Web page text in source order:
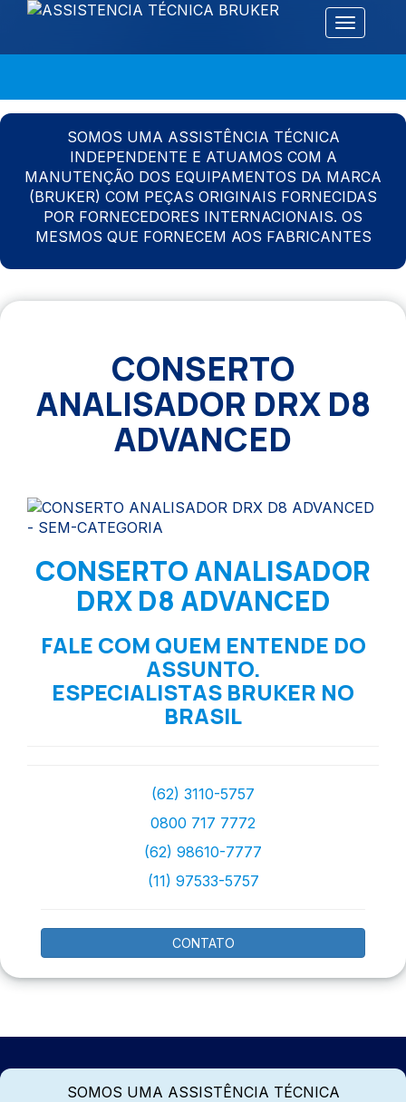
Alternar
SOMOS UMA ASSISTÊNCIA TÉCNICA
INDEPENDENTE E ATUAMOS COM A
MANUTENÇÃO DOS EQUIPAMENTOS DA MARCA
(BRUKER) COM PEÇAS ORIGINAIS FORNECIDAS
POR FORNECEDORES INTERNACIONAIS. OS
MESMOS QUE FORNECEM AOS FABRICANTES
CONSERTO
ANALISADOR DRX D8
ADVANCED
CONSERTO ANALISADOR
DRX D8 ADVANCED
FALE COM QUEM ENTENDE DO
ASSUNTO.
ESPECIALISTAS BRUKER NO
BRASIL
(62) 3110-5757
0800 717 7772
(62) 98610-7777
(11) 97533-5757
CONTATO
SOMOS UMA ASSISTÊNCIA TÉCNICA